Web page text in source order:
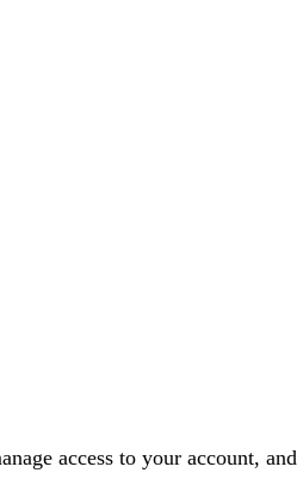
access to your account,